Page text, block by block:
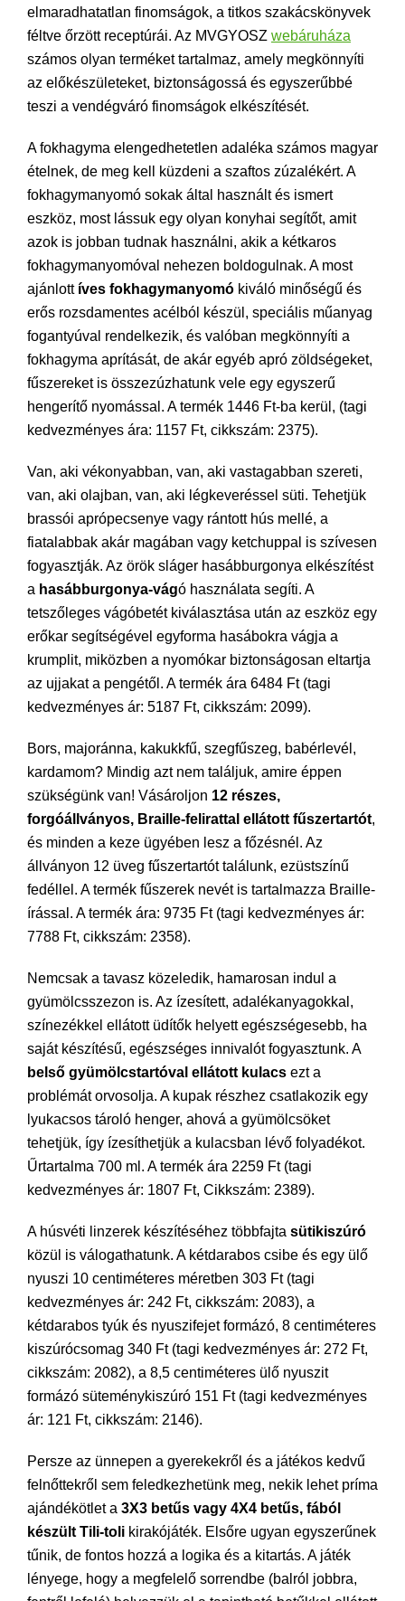
elmaradhatatlan finomságok, a titkos szakácskönyvek
féltve őrzött receptúrái. Az MVGYOSZ webáruháza
számos olyan terméket tartalmaz, amely megkönnyíti
az előkészületeket, biztonságossá és egyszerűbbé
teszi a vendégváró finomságok elkészítését.
A fokhagyma elengedhetetlen adaléka számos magyar
ételnek, de meg kell küzdeni a szaftos zúzalékért. A
fokhagymanyomó sokak által használt és ismert
eszköz, most lássuk egy olyan konyhai segítőt, amit
azok is jobban tudnak használni, akik a kétkaros
fokhagymanyomóval nehezen boldogulnak. A most
ajánlott íves fokhagymanyomó kiváló minőségű és
erős rozsdamentes acélból készül, speciális műanyag
fogantyúval rendelkezik, és valóban megkönnyíti a
fokhagyma aprítását, de akár egyéb apró zöldségeket,
fűszereket is összezúzhatunk vele egy egyszerű
hengerítő nyomással. A termék 1446 Ft-ba kerül, (tagi
kedvezményes ára: 1157 Ft, cikkszám: 2375).
Van, aki vékonyabban, van, aki vastagabban szereti,
van, aki olajban, van, aki légkeveréssel süti. Tehetjük
brassói aprópecsenye vagy rántott hús mellé, a
fiatalabbak akár magában vagy ketchuppal is szívesen
fogyasztják. Az örök sláger hasábburgonya elkészítést
a hasábburgonya-vágó használata segíti. A
tetszőleges vágóbetét kiválasztása után az eszköz egy
erőkar segítségével egyforma hasábokra vágja a
krumplit, miközben a nyomókar biztonságosan eltartja
az ujjakat a pengétől. A termék ára 6484 Ft (tagi
kedvezményes ár: 5187 Ft, cikkszám: 2099).
Bors, majoránna, kakukkfű, szegfűszeg, babérlevél,
kardamom? Mindig azt nem találjuk, amire éppen
szükségünk van! Vásároljon 12 részes,
forgóállványos, Braille-felirattal ellátott fűszertartót,
és minden a keze ügyében lesz a főzésnél. Az
állványon 12 üveg fűszertartót találunk, ezüstszínű
fedéllel. A termék fűszerek nevét is tartalmazza Braille-
írással. A termék ára: 9735 Ft (tagi kedvezményes ár:
7788 Ft, cikkszám: 2358).
Nemcsak a tavasz közeledik, hamarosan indul a
gyümölcsszezon is. Az ízesített, adalékanyagokkal,
színezékkel ellátott üdítők helyett egészségesebb, ha
saját készítésű, egészséges innivalót fogyasztunk. A
belső gyümölcstartóval ellátott kulacs ezt a
problémát orvosolja. A kupak részhez csatlakozik egy
lyukacsos tároló henger, ahová a gyümölcsöket
tehetjük, így ízesíthetjük a kulacsban lévő folyadékot.
Űrtartalma 700 ml. A termék ára 2259 Ft (tagi
kedvezményes ár: 1807 Ft, Cikkszám: 2389).
A húsvéti linzerek készítéséhez többfajta sütikiszúró
közül is válogathatunk. A kétdarabos csibe és egy ülő
nyuszi 10 centiméteres méretben 303 Ft (tagi
kedvezményes ár: 242 Ft, cikkszám: 2083), a
kétdarabos tyúk és nyuszifejet formázó, 8 centiméteres
kiszúrócsomag 340 Ft (tagi kedvezményes ár: 272 Ft,
cikkszám: 2082), a 8,5 centiméteres ülő nyuszit
formázó süteménykiszúró 151 Ft (tagi kedvezményes
ár: 121 Ft, cikkszám: 2146).
Persze az ünnepen a gyerekekről és a játékos kedvű
felnőttekről sem feledkezhetünk meg, nekik lehet príma
ajándékötlet a 3X3 betűs vagy 4X4 betűs, fából
készült Tili-toli kirakójáték. Elsőre ugyan egyszerűnek
tűnik, de fontos hozzá a logika és a kitartás. A játék
lényege, hogy a megfelelő sorrendbe (balról jobbra,